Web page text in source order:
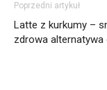
Poprzedni artykuł
Latte z kurkumy –
zdrowa alternatywa